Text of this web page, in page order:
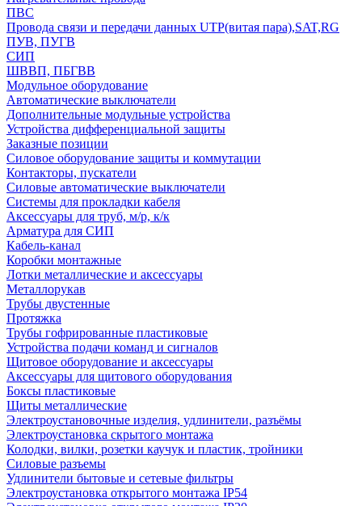
ПВС
Провода связи и передачи данных UTP(витая пара),SAT,RG
ПУВ, ПУГВ
СИП
ШВВП, ПБГВВ
Модульное оборудование
Автоматические выключатели
Дополнительные модульные устройства
Устройства дифференциальной защиты
Заказные позиции
Силовое оборудование защиты и коммутации
Контакторы, пускатели
Силовые автоматические выключатели
Системы для прокладки кабеля
Аксессуары для труб, м/р, к/к
Арматура для СИП
Кабель-канал
Коробки монтажные
Лотки металлические и аксессуары
Металлорукав
Трубы двустенные
Протяжка
Трубы гофрированные пластиковые
Устройства подачи команд и сигналов
Щитовое оборудование и аксессуары
Аксессуары для щитового оборудования
Боксы пластиковые
Щиты металлические
Электроустановочные изделия, удлинители, разъёмы
Электроустановка скрытого монтажа
Колодки, вилки, розетки каучук и пластик, тройники
Силовые разъемы
Удлинители бытовые и сетевые фильтры
Электроустановка открытого монтажа IP54